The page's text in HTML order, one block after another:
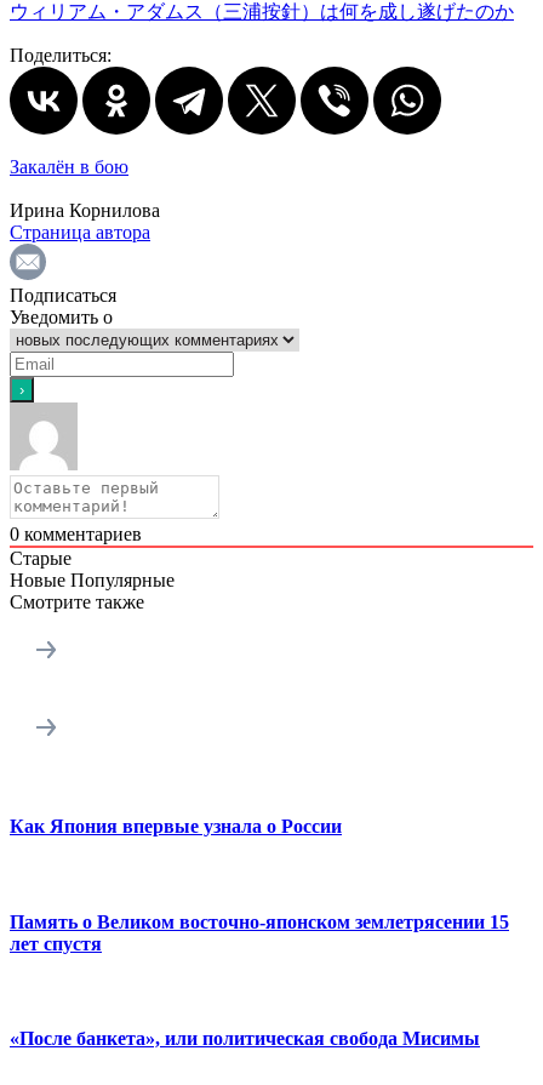
ウィリアム・アダムス（三浦按針）は何を成し遂げたのか
Поделиться:
Закалён в бою
Ирина Корнилова
Страница автора
Подписаться
Уведомить о
0 комментариев
Старые
Новые Популярные
Смотрите также
Как Япония впервые узнала о России
Память о Великом восточно-японском землетрясении 15
лет спустя
«После банкета», или политическая свобода Мисимы